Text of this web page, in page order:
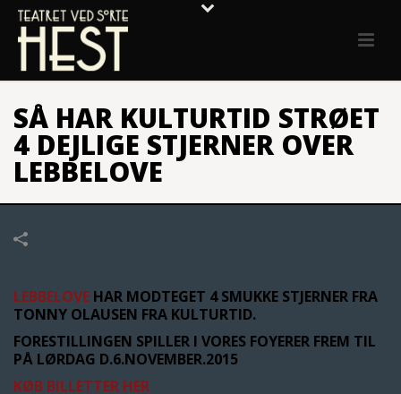
SÅ HAR KULTURTID STRØET
4 DEJLIGE STJERNER OVER
LEBBELOVE
LEBBELOVE HAR MODTEGET 4 SMUKKE STJERNER FRA
TONNY OLAUSEN FRA KULTURTID.
FORESTILLINGEN SPILLER I VORES FOYERER FREM TIL
PÅ LØRDAG D.6.NOVEMBER.2015
KØB BILLETTER HER